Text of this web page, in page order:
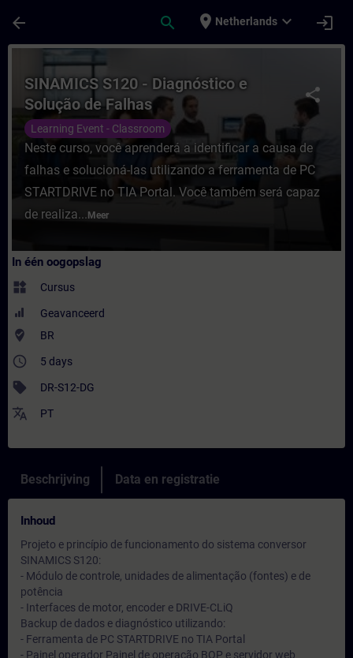
arrow_back search place Netherlands expand_more login
Cursus - SINAMICS S120 - Diagnóstico
share
SINAMICS S120 - Diagnóstico e
Solução de Falhas
Learning Event - Classroom
Neste curso, você aprenderá a identificar a causa de
falhas e solucioná-las utilizando a ferramenta de PC
STARTDRIVE no TIA Portal. Você também será capaz
de realiza... Meer
In één oogopslag
widgets Cursus
Geavanceerd
where_to_vote BR
access_time 5 days
sell DR-S12-DG
translate PT
Beschrijving Data en registratie
Inhoud
Projeto e princípio de funcionamento do sistema conversor
SINAMICS S120:
- Módulo de controle, unidades de alimentação (fontes) e de
potência
- Interfaces de motor, encoder e DRIVE-CLiQ
Backup de dados e diagnóstico utilizando:
- Ferramenta de PC STARTDRIVE no TIA Portal
- Painel operador Painel de operação BOP e servidor web